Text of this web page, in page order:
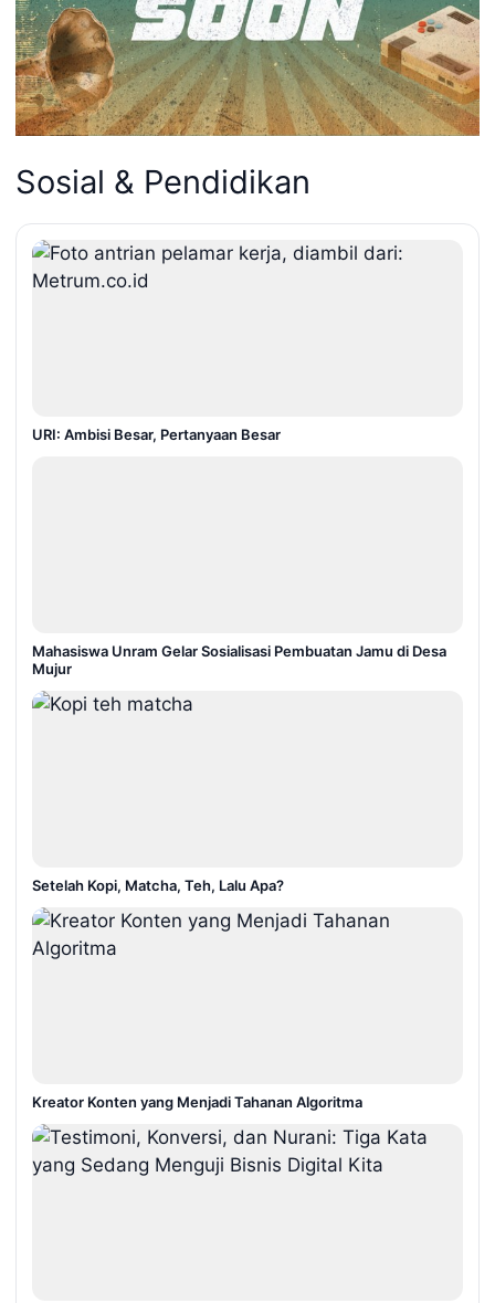
Sosial & Pendidikan
URI: Ambisi Besar, Pertanyaan Besar
Mahasiswa Unram Gelar Sosialisasi Pembuatan Jamu di Desa
Mujur
Setelah Kopi, Matcha, Teh, Lalu Apa?
Kreator Konten yang Menjadi Tahanan Algoritma